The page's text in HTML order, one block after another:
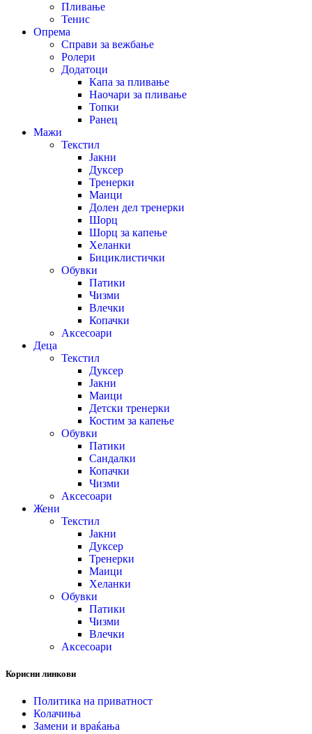
Пливање
Тенис
Опрема
Справи за вежбање
Ролери
Додатоци
Капа за пливање
Наочари за пливање
Топки
Ранец
Мажи
Текстил
Јакни
Дуксер
Тренерки
Маици
Долен дел тренерки
Шорц
Шорц за капење
Хеланки
Бициклистички
Обувки
Патики
Чизми
Влечки
Копачки
Аксесоари
Деца
Текстил
Дуксер
Јакни
Маици
Детски тренерки
Костим за капење
Обувки
Патики
Сандалки
Копачки
Чизми
Аксесоари
Жени
Текстил
Јакни
Дуксер
Тренерки
Маици
Хеланки
Обувки
Патики
Чизми
Влечки
Аксесоари
Корисни линкови
Политика на приватност
Колачиња
Замени и враќања